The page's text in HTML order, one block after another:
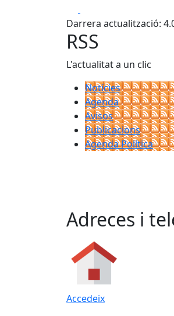
Darrera actualització:
RSS
L'actualitat a un clic
Notícies
Agenda
Avisos
Publicacions
Agenda Política
Adreces i
Accedeix